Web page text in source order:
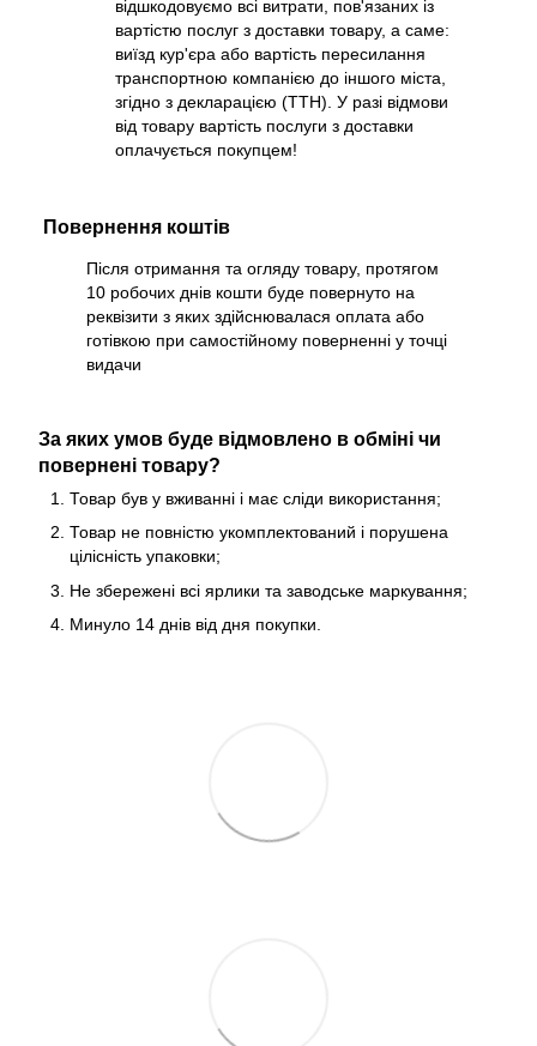
відшкодовуємо всі витрати, пов'язаних із
вартістю послуг з доставки товару, а саме:
виїзд кур'єра або вартість пересилання
транспортною компанією до іншого міста,
згідно з декларацією (ТТН). У разі відмови
від товару вартість послуги з доставки
оплачується покупцем!
Повернення коштів
Після отримання та огляду товару, протягом
10 робочих днів кошти буде повернуто на
реквізити з яких здійснювалася оплата або
готівкою при самостійному поверненні у точці
видачи
За яких умов буде відмовлено в обміні чи
повернені товару?
Товар був у вживанні і має сліди використання;
Товар не повністю укомплектований і порушена
цілісність упаковки;
Не збережені всі ярлики та заводське маркування;
Минуло 14 днів від дня покупки.